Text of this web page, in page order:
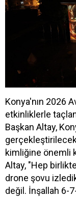
Konya'nın 2026
etkinliklerle
Başkan Altay,
kimliğine önemli
Altay, "Hep
drone şovu
değil. İnşallah 6-